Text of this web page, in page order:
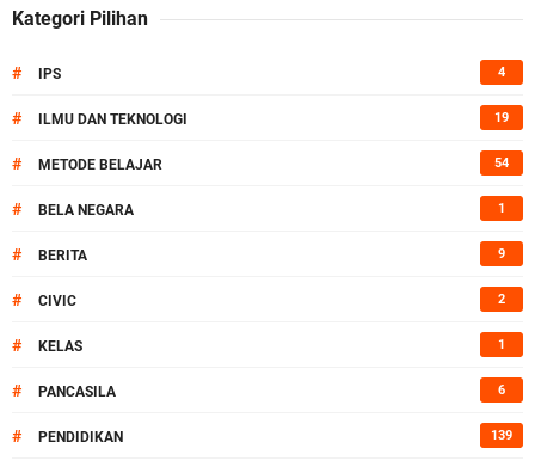
Kategori Pilihan
# IPS 4
# ILMU DAN TEKNOLOGI 19
# METODE BELAJAR 54
# BELA NEGARA 1
# BERITA 9
# CIVIC 2
# KELAS 1
# PANCASILA 6
# PENDIDIKAN 139